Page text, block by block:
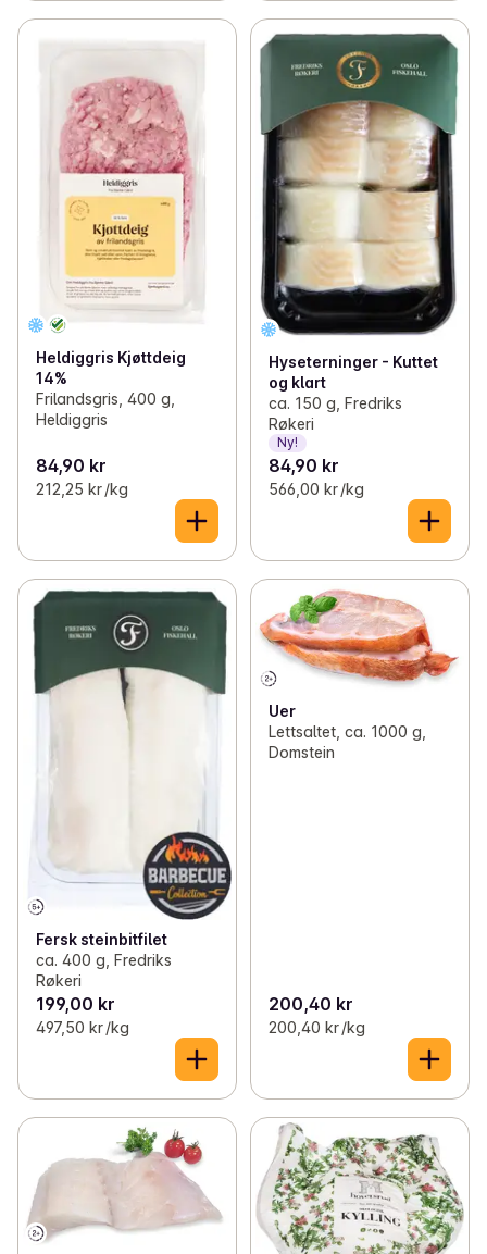
Heldiggris Kjøttdeig
14%
Frilandsgris, 400 g,
Heldiggris
84,90 kr
212,25 kr /kg
Hyseterninger - Kuttet
og klart
ca. 150 g, Fredriks
Røkeri
Ny!
84,90 kr
566,00 kr /kg
Fersk steinbitfilet
ca. 400 g, Fredriks
Røkeri
199,00 kr
497,50 kr /kg
Uer
Lettsaltet, ca. 1000 g,
Domstein
200,40 kr
200,40 kr /kg